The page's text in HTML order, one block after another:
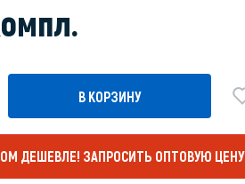
В КОРЗИНУ
ДЕШЕВЛЕ! ЗАПРОСИТЬ ОПТОВУЮ ЦЕНУ